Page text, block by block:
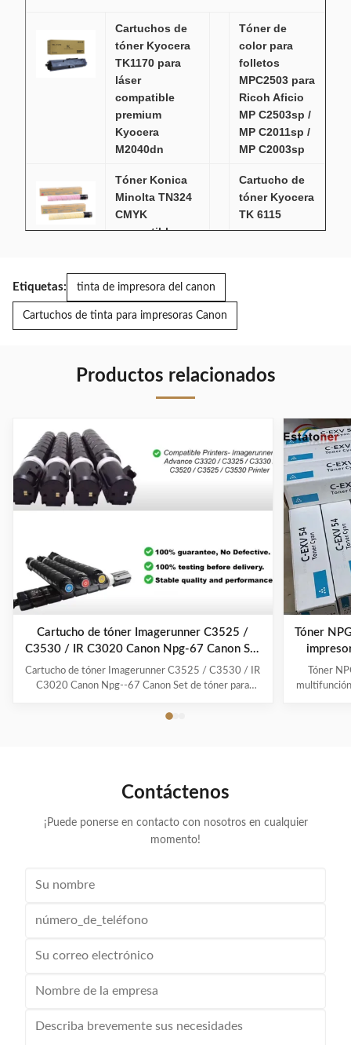
Cartuchos de
tóner Kyocera
TK1170 para
láser
compatible
premium
Kyocera
M2040dn
Tóner de
color para
folletos
MPC2503 para
Ricoh Aficio
MP C2503sp /
MP C2011sp /
MP C2003sp
Tóner Konica
Minolta TN324
CMYK
compatible con
Cartucho de
tóner Kyocera
TK 6115
negro para
Cartuchos de
tóner para
MX 235 AT
compatibles
con
fotocopiadora
Tinta de tóner
fotocopiadora
Canon EXV40
para
impresora IR
Etiquetas: tinta de impresora del canon
Cartuchos de tinta para impresoras Canon
Productos relacionados
Cartucho de tóner Imagerunner C3525 /
C3530 / IR C3020 Canon Npg-67 Canon Set
de tóner para copiadoras
Cartucho de tóner Imagerunner C3525 / C3530 / IR
C3020 Canon Npg--67 Canon Set de tóner para
NPG-67 Multipack Color Toner Cartridge es un
Tóner
Tóner
Contáctenos
¡Puede ponerse en contacto con nosotros en cualquier
momento!